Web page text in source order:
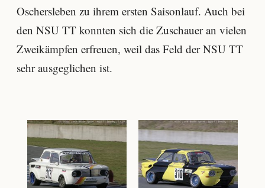
Oschersleben zu ihrem ersten Saisonlauf. Auch bei
den NSU TT konnten sich die Zuschauer an vielen
Zweikämpfen erfreuen, weil das Feld der NSU TT
sehr ausgeglichen ist.